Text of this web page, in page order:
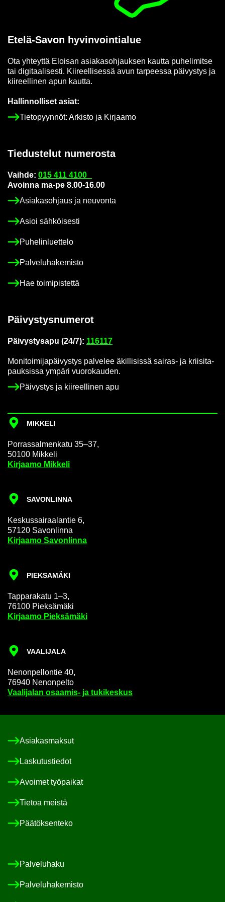
Etelä-​Savon hy­vin­voin­tia­lue
Ota yh­teyt­tä Eloi­san asia­kas­oh­jauk­sen kaut­ta pu­he­li­mit­se
tai di­gi­taa­li­ses­ti. Kii­reel­li­ses­sä avun tar­pees­sa päi­vys­tys ja
kii­reel­li­nen apun kaut­ta.
Hal­lin­nol­li­set asiat:
Tie­to­pyyn­nöt: Ar­kis­to ja Kir­jaa­mo
Tie­dus­te­lut nu­me­ros­ta
Vaih­de: 015 411 4100
Avoin­na ma-pe 8.00-16.00
Asia­kas­oh­jaus ja neu­von­ta
Asioi säh­köi­ses­ti
Pu­he­lin­luet­te­lo
Pal­ve­lu­ha­ke­mis­to
Hae toi­mi­pis­tet­tä
Päi­vys­tys­nu­me­rot
Päi­vys­tys­a­pu (24/7): 116117
Mo­ni­toi­mi­ja­päi­vys­tys pal­ve­lee äkil­li­sis­sä sairas-​ ja krii­si­ta­
pauk­sis­sa ym­pä­ri vuo­ro­kau­den.
Päi­vys­tys ja kii­reel­li­nen apu
MIK­KE­LI
Por­ras­sal­men­ka­tu 35–37,
50100 Mik­ke­li
Kir­jaa­mo Mik­ke­li
SA­VON­LIN­NA
Kes­kus­sai­raa­lan­tie 6,
57120 Sa­von­lin­na
Kir­jaa­mo Sa­von­lin­na
PIEK­SA­MÄ­KI
Tap­pa­ra­ka­tu 1–3,
76100 Piek­sä­mä­ki
Kir­jaa­mo Piek­sä­mä­ki
VAA­LI­JA­LA
Ne­non­pel­lon­tie 40,
76940 Ne­non­pel­to
Vaa­li­ja­lan osaamis-​ ja tu­ki­kes­kus
Asia­kas­mak­sut
Las­ku­tus­tie­dot
Avoi­met työ­pai­kat
Tie­toa meis­tä
Pää­tök­sen­te­ko
Pal­ve­lu­ha­ku
Pal­ve­lu­ha­ke­mis­to